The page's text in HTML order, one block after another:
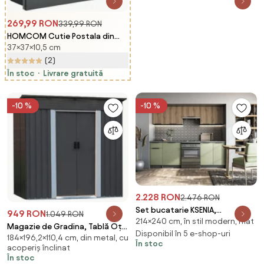
269,99 RON339,99 RON
HOMCOM Cutie Postala din
Otel Zincat cu Suport Ziare si 2
Chei de Securitate incluse,
37x10.5x37 cm, Gri | Aosom
Romania
37×37×10,5 cm
(2)
În stoc
Livrare gratuită
-10 %
949 RON1.049 RON
Magazie de Gradina, Tablă Oțel
Galvanizat, Uși Duble, Gură de
Aerisire, Acoperiș în Pantă, Gri
Antracit,196.2 x 110.4x 184 cm,
184×196,2×110,4 cm, din metal, cu
acoperiș înclinat
În stoc
-10 %
2.228 RON2.476 RON
Set bucatarie KSENIA,
nuc/verde/gri antracit, 240 cm
214×240 cm, în stil modern, mat
Disponibil în 5 e-shop-uri
În stoc